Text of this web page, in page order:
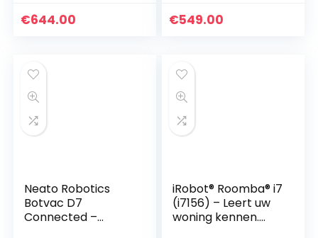
lediging, LDS-
€644.00
automatische lap,
€549.00
Neato Robotics
Botvac D7
Connected –
iRobot® Roomba® i7
(i7156) – Leert uw
woning kennen.